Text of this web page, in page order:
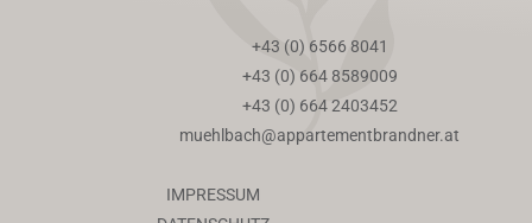
+43 (0) 6566 8041
+43 (0) 664 8589009
+43 (0) 664 2403452
muehlbach@appartementbrandner.at
IMPRESSUM